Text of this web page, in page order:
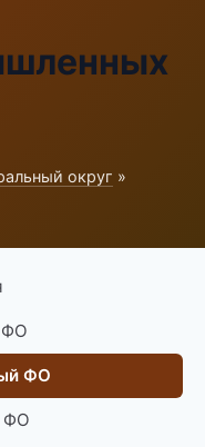
округ »
ФО
ФО
ФО